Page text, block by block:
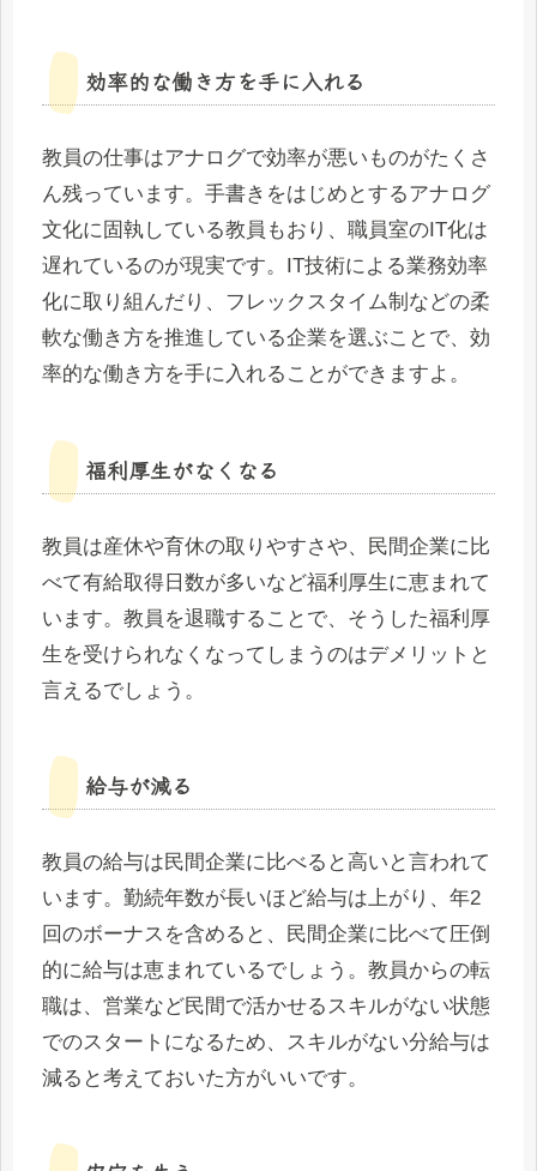
効率的な働き方を手に入れる
教員の仕事はアナログで効率が悪いものがたくさ
ん残っています。手書きをはじめとするアナログ
文化に固執している教員もおり、職員室のIT化は
遅れているのが現実です。IT技術による業務効率
化に取り組んだり、フレックスタイム制などの柔
軟な働き方を推進している企業を選ぶことで、効
率的な働き方を手に入れることができますよ。
福利厚生がなくなる
教員は産休や育休の取りやすさや、民間企業に比
べて有給取得日数が多いなど福利厚生に恵まれて
います。教員を退職することで、そうした福利厚
生を受けられなくなってしまうのはデメリットと
言えるでしょう。
給与が減る
教員の給与は民間企業に比べると高いと言われて
います。勤続年数が長いほど給与は上がり、年2
回のボーナスを含めると、民間企業に比べて圧倒
的に給与は恵まれているでしょう。教員からの転
職は、営業など民間で活かせるスキルがない状態
でのスタートになるため、スキルがない分給与は
減ると考えておいた方がいいです。